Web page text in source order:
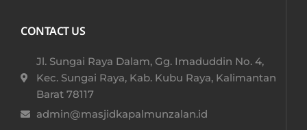
CONTACT US
Jl. Sungai Raya Dalam, Gg. Imaduddin No. 4,
Kec. Sungai Raya, Kab. Kubu Raya, Kalimantan
Barat 78117​
admin@masjidkapalmunzalan.id